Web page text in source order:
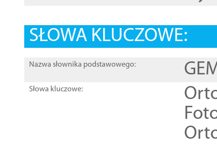
SŁOWA KLUCZOWE:
Nazwa słownika podstawowego:
Słowa kluczowe: